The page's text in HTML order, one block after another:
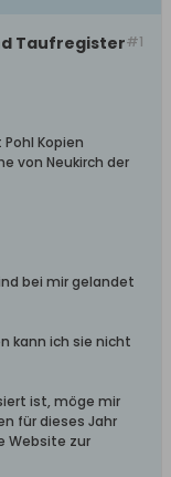
#1
Taufregister
Kopien
von Neukirch der
bei mir gelandet
kann ich sie nicht
ist, möge mir
für dieses Jahr
Website zur